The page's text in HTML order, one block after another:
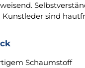
sind
Schaumstoff